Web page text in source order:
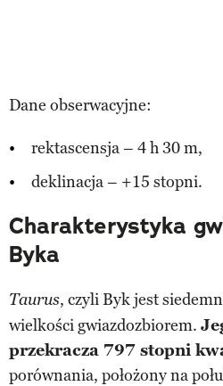
Dane obserwacyjne:
rektascensja – 4 h 30 m,
deklinacja – +15 stopni.
Charakterystyka
Byka
Taurus, czyli Byk jest
wielkości gwiazdozbiorem.
przekracza 797 stopni
porównania, położony na